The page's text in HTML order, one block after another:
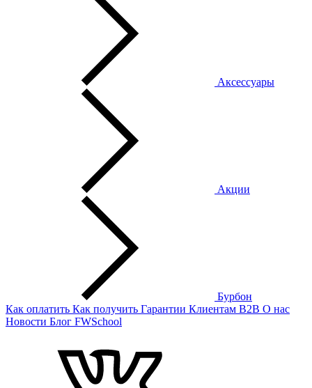
Аксессуары
Акции
Бурбон
Как оплатить Как получить Гарантии Клиентам B2B О нас
Новости Блог FWSchool